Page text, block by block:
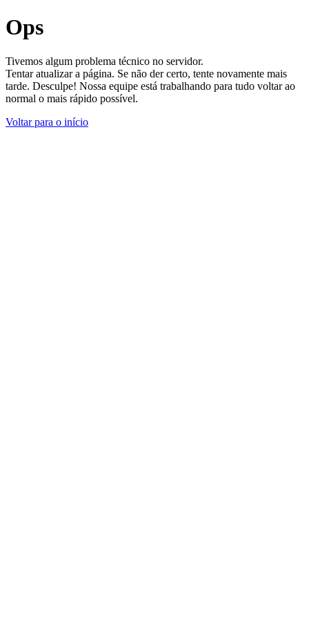
Ops
Tivemos algum problema técnico no servidor.
Tentar atualizar a página. Se não der certo, tente novamente mais
tarde. Desculpe! Nossa equipe está trabalhando para tudo voltar ao
normal o mais rápido possível.
Voltar para o início